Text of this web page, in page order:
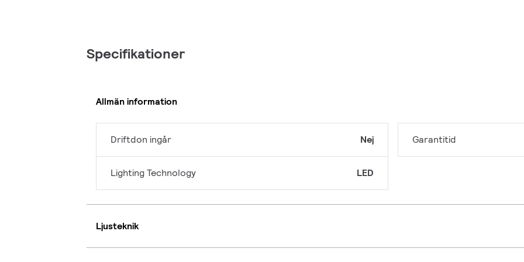
Specifikationer
Allmän information
Driftdon ingår Nej
Lighting Technology LED
Garantitid
Ljusteknik